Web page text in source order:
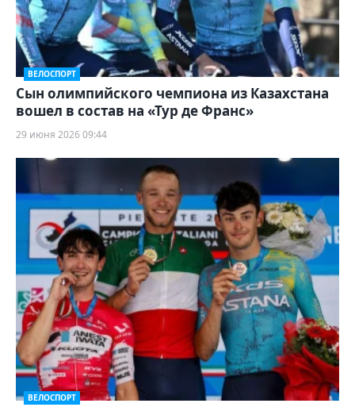
ВЕЛОСПОРТ
Сын олимпийского чемпиона из Казахстана
вошел в состав на «Тур де Франс»
29 июня 2026 09:44
ВЕЛОСПОРТ